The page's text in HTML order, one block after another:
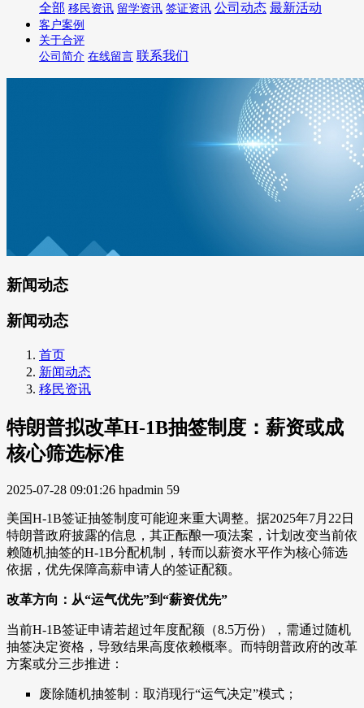
全部 移民资讯 留学资讯 签证资讯 公司动态 最新活动
客户案例
关于合评
公司简介 在线留言 联系我们
新闻动态
新闻动态
首页
新闻动态
移民资讯
特朗普拟改革H-1B抽签制度：薪资或成
核心筛选标准
2025-07-28 09:01:26 hpadmin 59
美国H-1B签证抽签制度可能迎来重大调整。据2025年7月22日
特朗普政府披露的信息，其正酝酿一项法案，计划改变当前依
赖随机抽签的H-1B分配机制，转而以薪资水平作为核心筛选
依据，优先保障高薪申请人的签证配额。
改革方向：从“运气优先”到“薪资优先”
当前H-1B签证申请若超过年度配额（8.5万份），需通过随机
抽签决定资格，导致结果高度依赖概率。而特朗普政府的改革
方案或分三步推进：
废除随机抽签制：取消现行“运气决定”模式；